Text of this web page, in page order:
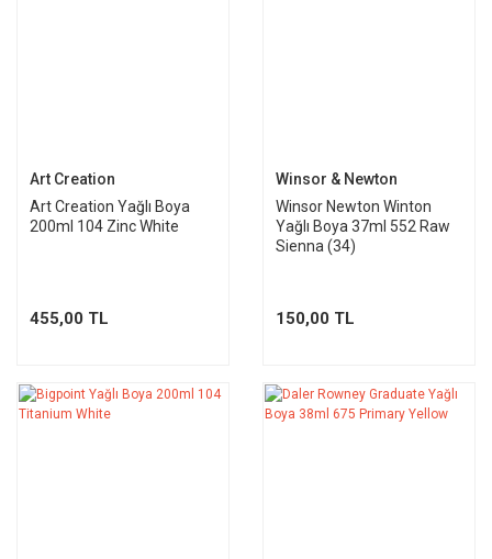
Art Creation
Art Creation Yağlı Boya
200ml 104 Zinc White
455,00 TL
Winsor & Newton
Winsor Newton Winton
Yağlı Boya 37ml 552 Raw
Sienna (34)
150,00 TL